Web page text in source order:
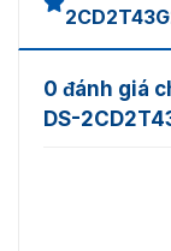
0 đánh giá
DS-